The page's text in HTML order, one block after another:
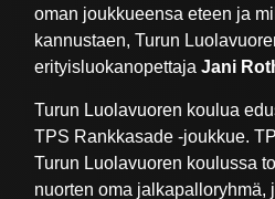
oman joukkueensa eteen ja
kannustaen, Turun
erityisluokanopettajaJani
Turun Luolavuoren koulua
TPS Rankkasade -joukkue.
Turun Luolavuoren koulussa
nuorten oma jalkapalloryhmä,